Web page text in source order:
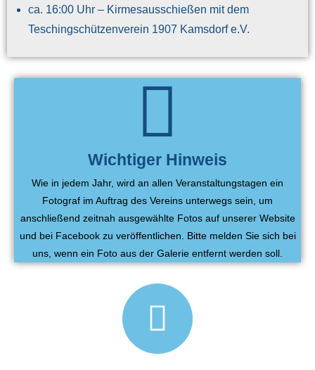
ca. 16:00 Uhr – Kirmesausschießen mit dem
Teschingschützenverein 1907 Kamsdorf e.V.
Wichtiger Hinweis
Wie in jedem Jahr, wird an allen Veranstaltungstagen ein
Fotograf im Auftrag des Vereins unterwegs sein, um
anschließend zeitnah ausgewählte Fotos auf unserer Website
und bei Facebook zu veröffentlichen. Bitte melden Sie sich bei
uns, wenn ein Foto aus der Galerie entfernt werden soll.